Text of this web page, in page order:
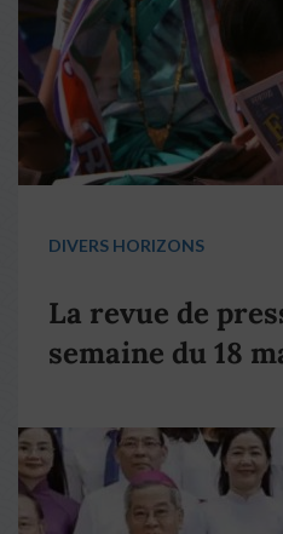
DIVERS HORIZONS
La revue de
semaine du 18